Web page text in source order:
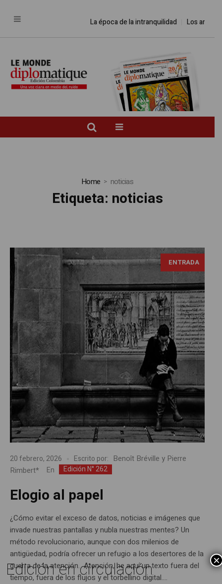
La época de la intranquilidad Los amos
Home noticias
Etiqueta: noticias
ENTRADA
Mary Leen, tomada de: https://flic.kr/p/a1EFiM
20 febrero, 2026 Escrito por: Benoît Bréville y Pierre
Rimbert*
En Edición N° 262
Elogio al papel
¿Cómo evitar el exceso de datos, noticias e imágenes que
invade nuestras pantallas y nubla nuestras mentes? Un
método revolucionario, aunque con dos milenios de
antigüedad, podría ofrecer un refugio a los desertores de la
guerra de la atención. Atención, he aquí un texto fuera del
tiempo, fuera de los flujos y el torbellino digital....
Edición en circulación ×